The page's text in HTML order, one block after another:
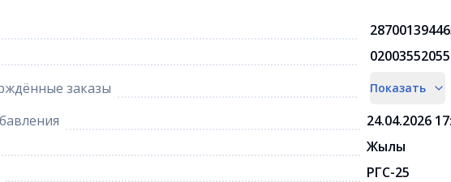
заказы
Показать
24.04.2026
Жылы
РГС-25